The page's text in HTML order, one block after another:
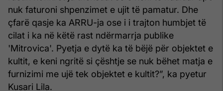
nuk faturoni shpenzimet e ujit të pamatur. Dhe
çfarë qasje ka ARRU-ja ose i i trajton humbjet të
cilat i ka në këtë rast ndërmarrja publike
'Mitrovica'. Pyetja e dytë ka të bëjë për objektet e
kultit, e keni ngritë si çështje se nuk bëhet matja e
furnizimi me ujë tek objektet e kultit?”, ka pyetur
Kusari Lila.